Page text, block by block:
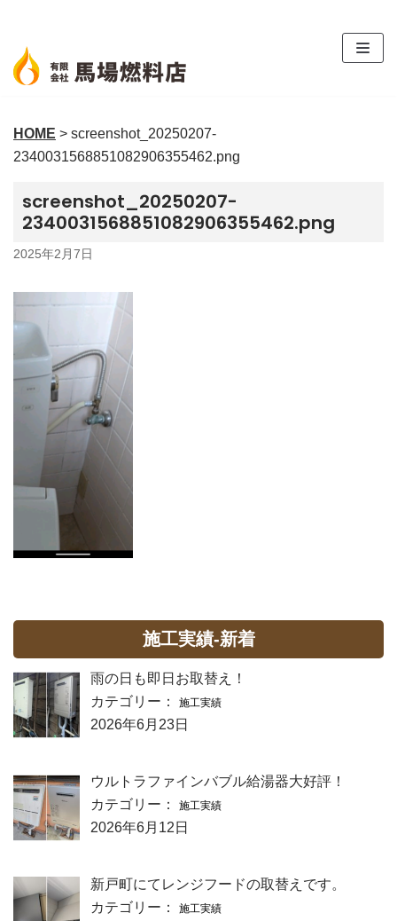
ン
テ
ン
へ
ス
ッ
プ
HOME > screenshot_20250207-
2340031568851082906355462.png
screenshot_20250207-
2340031568851082906355462.png
2025年2月7日
施工実績-新着
雨の日も即日お取替え！
カテゴリー：
施工実績
2026年6月23日
ウルトラファインバブル給湯器大好評！
カテゴリー：
施工実績
2026年6月12日
新戸町にてレンジフードの取替えです。
カテゴリー：
施工実績